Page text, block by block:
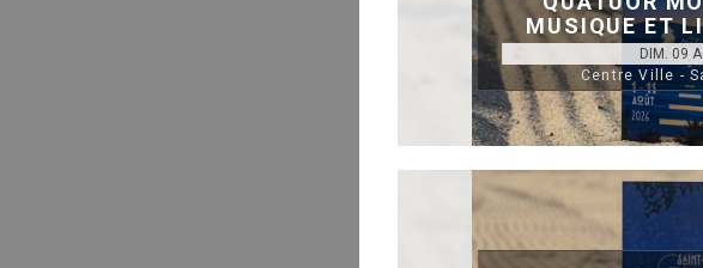
MUSIQUE ET
DIM. 09
Centre Ville -